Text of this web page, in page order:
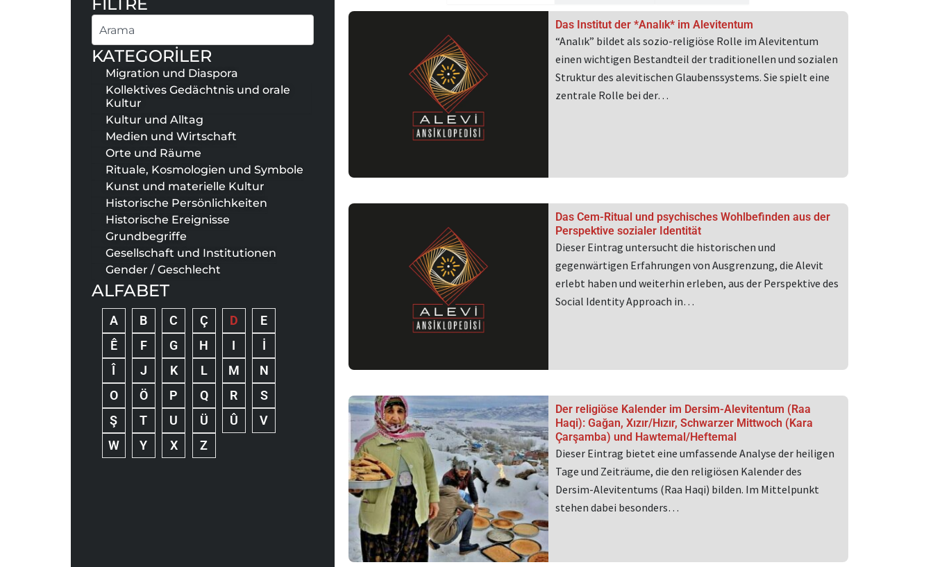
KATEGORİLER
Migration und Diaspora
Kollektives Gedächtnis und orale
Kultur
Kultur und Alltag
Medien und Wirtschaft
Orte und Räume
Rituale, Kosmologien und Symbole
Kunst und materielle Kultur
Historische Persönlichkeiten
Historische Ereignisse
Grundbegriffe
Gesellschaft und Institutionen
Gender / Geschlecht
ALFABET
A B C Ç D
E
Ê
F G H I
İ
Î
J K L M
N
O
Ö P Q R
S
Ş
T U Ü Û
V
W
Y X Z
Das Institut der *Analık* im Alevitentum
“Analık” bildet als sozio-religiöse Rolle im Alevitentum
einen wichtigen Bestandteil der traditionellen und sozialen
Struktur des alevitischen Glaubenssystems. Sie spielt eine
zentrale Rolle bei der…
Das Cem-Ritual und psychisches Wohlbefinden aus der
Perspektive sozialer Identität
Dieser Eintrag untersucht die historischen und
gegenwärtigen Erfahrungen von Ausgrenzung, die Alevit
erlebt haben und weiterhin erleben, aus der Perspektive des
Social Identity Approach in…
Der religiöse Kalender im Dersim-Alevitentum (Raa
Haqi): Gağan, Xızır/Hızır, Schwarzer Mittwoch (Kara
Çarşamba) und Hawtemal/Heftemal
Dieser Eintrag bietet eine umfassende Analyse der heiligen
Tage und Zeiträume, die den religiösen Kalender des
Dersim-Alevitentums (Raa Haqi) bilden. Im Mittelpunkt
stehen dabei besonders…
Seite Seite Seite